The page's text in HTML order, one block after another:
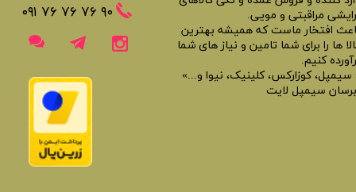
مراقبتی و مویی.
افتخار ماست که همیشه بهترین
ها را برای شما تامین و نیاز های شما
کنیم.
سیمپل، کوزارکس، کلینیک، نیوا و...»
سیمپل لایت
​​٩٠ ٧۶ ٧۶ ٧۶ ٠٩١